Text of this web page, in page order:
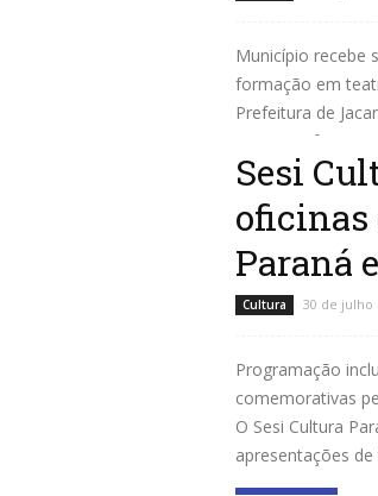
Município recebe
formação em
Prefeitura de
na quinta-feira
Sesi
oficinas
Paraná
Cultura 30 de julho
Programação
comemorativas
O Sesi Cultura
apresentações